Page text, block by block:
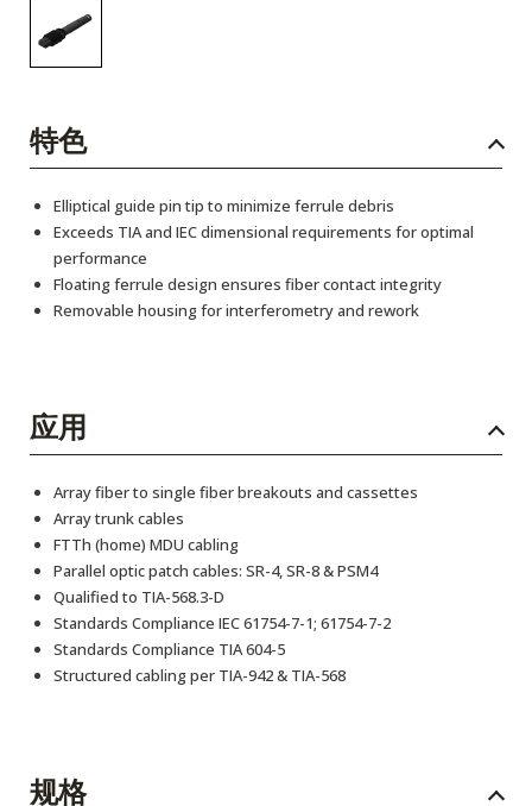
特色
Elliptical guide pin tip to minimize ferrule debris
Exceeds TIA and IEC dimensional requirements for optimal
performance
Floating ferrule design ensures fiber contact integrity
Removable housing for interferometry and rework
应用
Array fiber to single fiber breakouts and cassettes
Array trunk cables
FTTh (home) MDU cabling
Parallel optic patch cables: SR-4, SR-8 & PSM4
Qualified to TIA-568.3-D
Standards Compliance IEC 61754-7-1; 61754-7-2
Standards Compliance TIA 604-5
Structured cabling per TIA-942 & TIA-568
规格